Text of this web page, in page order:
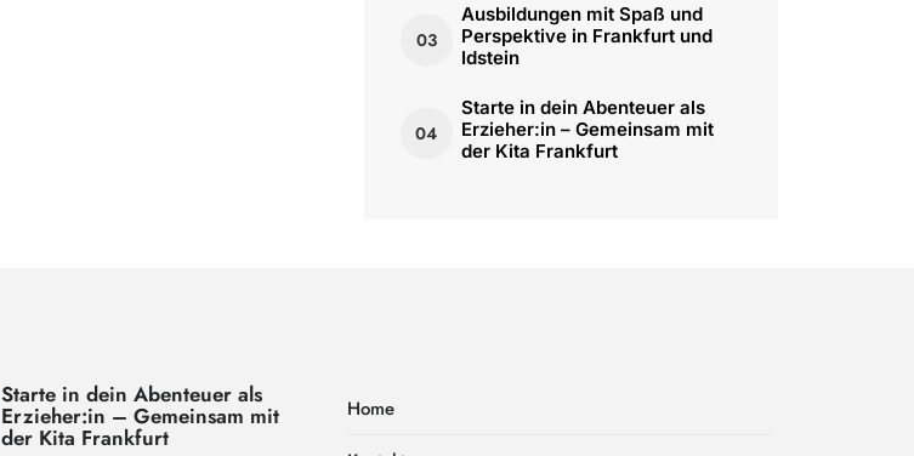
03
Ausbildungen mit Spaß und
Perspektive in Frankfurt und
Idstein
04
Starte in dein Abenteuer als
Erzieher:in – Gemeinsam mit
der Kita Frankfurt
Starte in dein Abenteuer als
Erzieher:in – Gemeinsam mit
der Kita Frankfurt
Home